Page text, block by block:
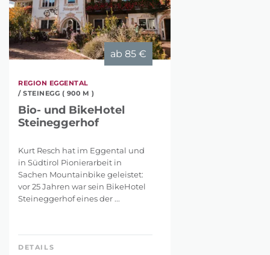
ab 85 €
REGION EGGENTAL
/ STEINEGG ( 900 M )
Bio- und BikeHotel
Steineggerhof
Kurt Resch hat im Eggental und
in Südtirol Pionierarbeit in
Sachen Mountainbike geleistet:
vor 25 Jahren war sein BikeHotel
Steineggerhof eines der ...
DETAILS